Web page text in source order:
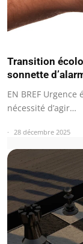
Transition
sonnette
EN BREF
nécessité d’agir…
28 décembre 2025